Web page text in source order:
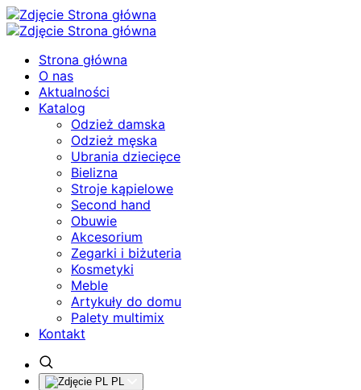
Strona główna
O nas
Aktualności
Katalog
Odzież damska
Odzież męska
Ubrania dziecięce
Bielizna
Stroje kąpielowe
Second hand
Obuwie
Akcesorium
Zegarki i biżuteria
Kosmetyki
Meble
Artykuły do domu
Palety multimix
Kontakt
PL